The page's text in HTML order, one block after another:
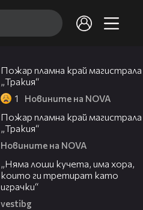
Пожар пламна край магистрала
„Тракия“
1 Новините на NOVA
Пожар пламна край магистрала
„Тракия“
Новините на NOVA
„Няма лоши кучета, има хора,
които ги третират като
играчки“
vestibg